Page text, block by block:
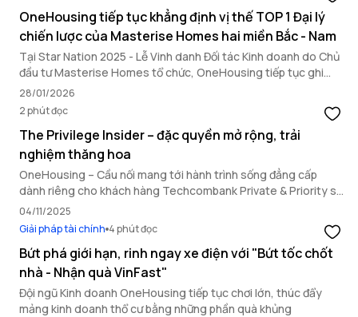
OneHousing tiếp tục khẳng định vị thế TOP 1 Đại lý
chiến lược của Masterise Homes hai miền Bắc - Nam
Tại Star Nation 2025 - Lễ Vinh danh Đối tác Kinh doanh do Chủ
đầu tư Masterise Homes tổ chức, OneHousing tiếp tục ghi
dấu ấn nổi bật với loạt thành tích quan trọng, khẳng định năng
lực triển khai toàn diện và vai trò đối tác chiến lược hàng đầu.
28/01/2026
2 phút đọc
The Privilege Insider – đặc quyền mở rộng, trải
nghiệm thăng hoa
OneHousing – Cầu nối mang tới hành trình sống đẳng cấp
dành riêng cho khách hàng Techcombank Private & Priority sở
hữu bất động sản Masterise Homes.
04/11/2025
Giải pháp tài chính 4 phút đọc
Bứt phá giới hạn, rinh ngay xe điện với "Bứt tốc chốt
nhà - Nhận quà VinFast"
Đội ngũ Kinh doanh OneHousing tiếp tục chơi lớn, thúc đẩy
mảng kinh doanh thổ cư bằng những phần quà khủng